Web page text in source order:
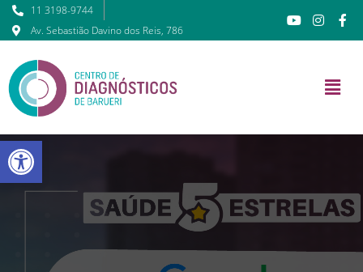
11 3198-9744
Av. Sebastião Davino dos Reis, 786
Barra de Ferramentas